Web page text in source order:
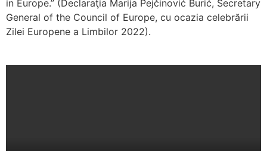
in Europe.” (Declaraţia Marija Pejčinović Burić, Secretary
General of the Council of Europe, cu ocazia celebrării
Zilei Europene a Limbilor 2022).